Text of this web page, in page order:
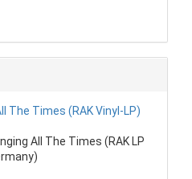
All The Times (RAK LP